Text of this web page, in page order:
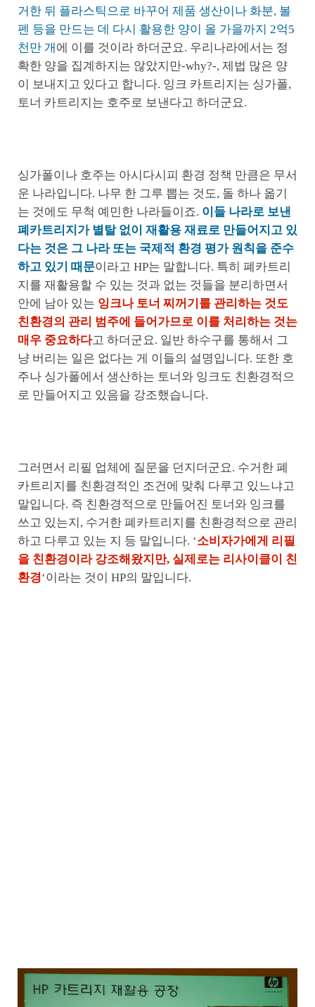
거한 뒤 플라스틱으로 바꾸어 제품 생산이나 화분, 볼
펜 등을 만드는 데 다시 활용한 양이 올 가을까지 2억5
천만 개에 이를 것이라 하더군요. 우리나라에서는 정
확한 양을 집계하지는 않았지만-why?-, 제법 많은 양
이 보내지고 있다고 합니다. 잉크 카트리지는 싱가폴,
토너 카트리지는 호주로 보낸다고 하더군요.
싱가폴이나 호주는 아시다시피 환경 정책 만큼은 무서
운 나라입니다. 나무 한 그루 뽑는 것도, 돌 하나 옮기
는 것에도 무척 예민한 나라들이죠. 이들 나라로 보낸
폐카트리지가 별탈 없이 재활용 재료로 만들어지고 있
다는 것은 그 나라 또는 국제적 환경 평가 원칙을 준수
하고 있기 때문이라고 HP는 말합니다. 특히 폐카트리
지를 재활용할 수 있는 것과 없는 것들을 분리하면서
안에 남아 있는 잉크나 토너 찌꺼기를 관리하는 것도
친환경의 관리 범주에 들어가므로 이를 처리하는 것는
매우 중요하다고 하더군요. 일반 하수구를 통해서 그
냥 버리는 일은 없다는 게 이들의 설명입니다. 또한 호
주나 싱가폴에서 생산하는 토너와 잉크도 친환경적으
로 만들어지고 있음을 강조했습니다.
그러면서 리필 업체에 질문을 던지더군요. 수거한 폐
카트리지를 친환경적인 조건에 맞춰 다루고 있느냐고
말입니다. 즉 친환경적으로 만들어진 토너와 잉크를
쓰고 있는지, 수거한 폐카트리지를 친환경적으로 관리
하고 다루고 있는 지 등 말입니다. ‘소비자가에게 리필
을 친환경이라 강조해왔지만, 실제로는 리사이클이 친
환경‘이라는 것이 HP의 말입니다.